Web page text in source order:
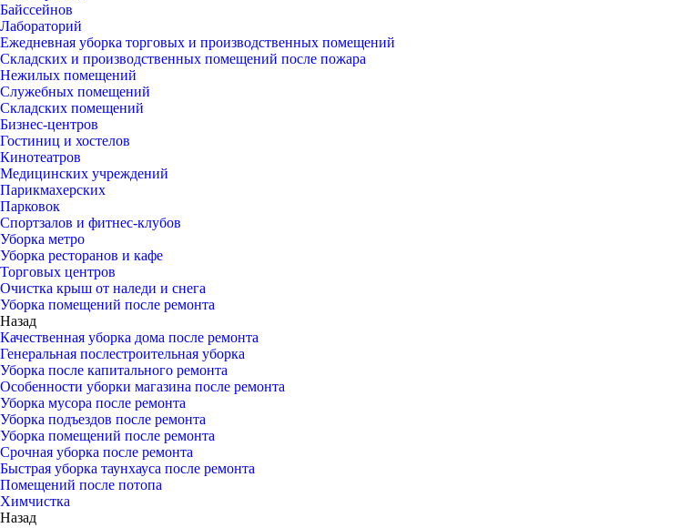
Байссейнов
Лабораторий
Ежедневная уборка торговых и производственных помещений
Складских и производственных помещений после пожара
Нежилых помещений
Служебных помещений
Складских помещений
Бизнес-центров
Гостиниц и хостелов
Кинотеатров
Медицинских учреждений
Парикмахерских
Парковок
Спортзалов и фитнес-клубов
Уборка метро
Уборка ресторанов и кафе
Торговых центров
Очистка крыш от наледи и снега
Уборка помещений после ремонта
Назад
Качественная уборка дома после ремонта
Генеральная послестроительная уборка
Уборка после капитального ремонта
Особенности уборки магазина после ремонта
Уборка мусора после ремонта
Уборка подъездов после ремонта
Уборка помещений после ремонта
Срочная уборка после ремонта
Быстрая уборка таунхауса после ремонта
Помещений после потопа
Химчистка
Назад